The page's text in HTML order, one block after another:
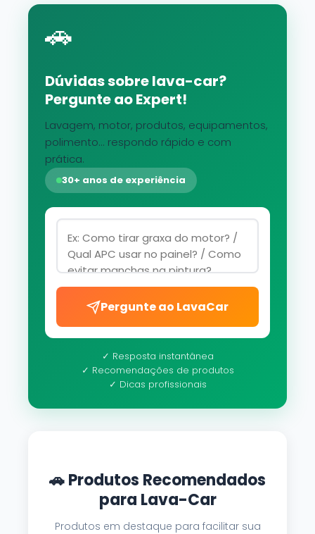
🚗
Dúvidas sobre lava-car?
Pergunte ao Expert!
Lavagem, motor, produtos, equipamentos,
polimento... respondo rápido e com
prática.
30+ anos de experiência
Pergunte ao LavaCar
✓ Resposta instantânea
✓ Recomendações de produtos
✓ Dicas profissionais
🚗 Produtos Recomendados
para Lava-Car
Produtos em destaque para facilitar sua